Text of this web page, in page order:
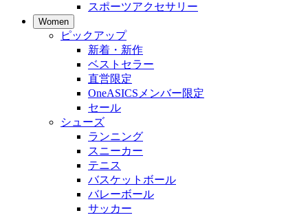
スポーツアクセサリー
Women
ピックアップ
新着・新作
ベストセラー
直営限定
OneASICSメンバー限定
セール
シューズ
ランニング
スニーカー
テニス
バスケットボール
バレーボール
サッカー